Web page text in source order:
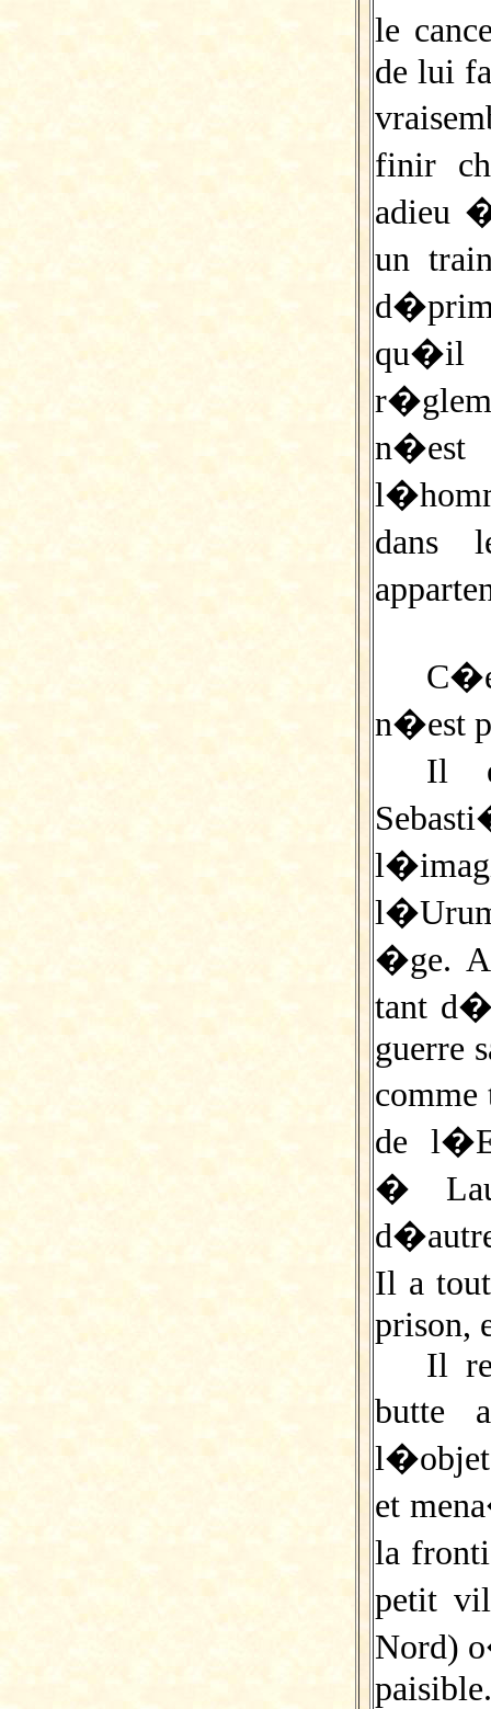
le
de lui
finir
adieu
un
dans
n�est
Il
�ge.
tant
guerre
de
�
Il a
prison,
Il
butte
l�objet
et
la
petit
Nord)